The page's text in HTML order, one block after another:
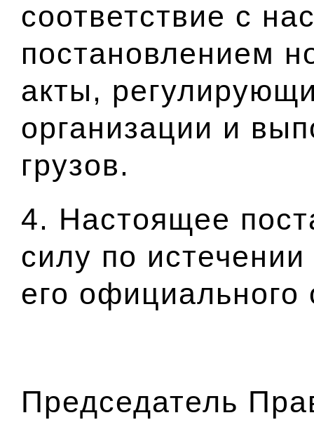
соответствие с
постановлением
акты,
организации и
грузов.
4. Настоящее
силу по
его официального
Председатель